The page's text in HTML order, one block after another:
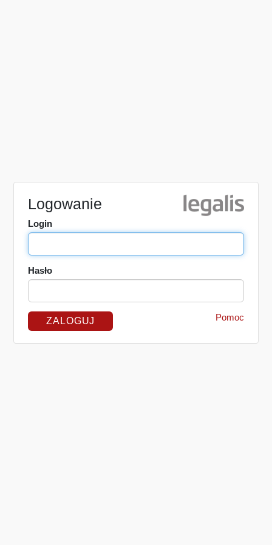
Logowanie
Login
Hasło
Pomoc